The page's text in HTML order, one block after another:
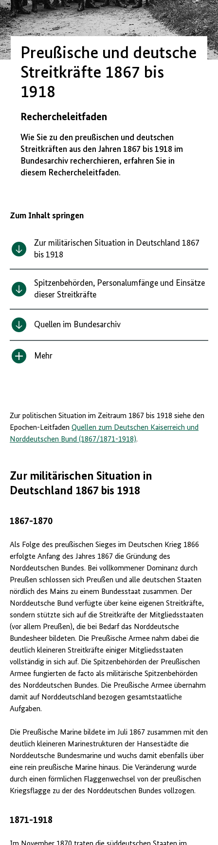
Preußische und deutsche
Streitkräfte 1867 bis
1918
Rechercheleitfaden
Wie Sie zu den preußischen und deutschen
Streitkräften aus den Jahren 1867 bis 1918 im
Bundesarchiv recherchieren, erfahren Sie in
diesem Rechercheleitfaden.
Zum Inhalt springen
Zur militärischen Situation in Deutschland 1867
bis 1918
Spitzenbehörden, Personalumfänge und Einsätze
dieser Streitkräfte
Quellen im Bundesarchiv
Inhalt
Mehr
Zur politischen Situation im Zeitraum 1867 bis 1918 siehe den
Epochen-Leitfaden Quellen zum Deutschen Kaiserreich und
Norddeutschen Bund (1867/1871-1918).
Zur militärischen Situation in
Deutschland 1867 bis 1918
1867-1870
Als Folge des preußischen Sieges im Deutschen Krieg 1866
erfolgte Anfang des Jahres 1867 die Gründung des
Norddeutschen Bundes. Bei vollkommener Dominanz durch
Preußen schlossen sich Preußen und alle deutschen Staaten
nördlich des Mains zu einem Bundesstaat zusammen. Der
Norddeutsche Bund verfügte über keine eigenen Streitkräfte,
sondern stützte sich auf die Streitkräfte der Mitgliedsstaaten
(vor allem Preußen), die bei Bedarf das Norddeutsche
Bundesheer bildeten. Die Preußische Armee nahm dabei die
deutlich kleineren Streitkräfte einiger Mitgliedsstaaten
vollständig in sich auf. Die Spitzenbehörden der Preußischen
Armee fungierten de facto als militärische Spitzenbehörden
des Norddeutschen Bundes. Die Preußische Armee übernahm
damit auf Norddeutschland bezogen gesamtstaatliche
Aufgaben.
Die Preußische Marine bildete im Juli 1867 zusammen mit den
deutlich kleineren Marinestrukturen der Hansestädte die
Norddeutsche Bundesmarine und wuchs damit ebenfalls über
eine rein preußische Marine hinaus. Die Veränderung wurde
durch einen förmlichen Flaggenwechsel von der preußischen
Kriegsflagge zu der des Norddeutschen Bundes vollzogen.
1871-1918